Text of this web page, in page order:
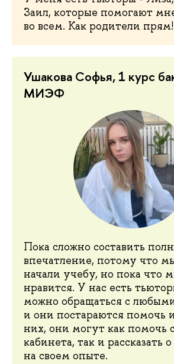
Заил, которые помогают
во всем. Как родители прям!
Ушакова Софья, 1 курс
МИЭФ
Пока сложно составить
впечатление, потому что
начали учебу, но пока что
нравится. У нас есть
можно обращаться с
и они постараются помочь
них, они могут как помочь
кабинета, так и рассказать
на своем опыте.